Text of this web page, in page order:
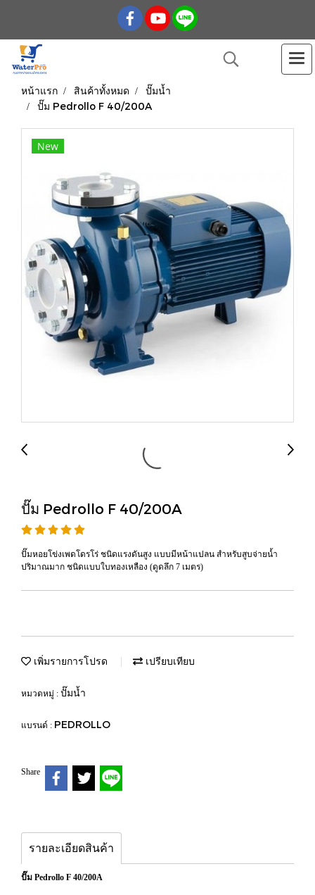
หน้าแรก สินค้าทั้งหมด
ปั๊มน้ำ
ปั๊ม Pedrollo F 40/200A
New
ปั๊ม Pedrollo F 40/200A
ปั๊มหอยโข่งเพดโดรโร่ ชนิดแรงดันสูง แบบมีหน้าแปลน สำหรับสูบจ่ายน้ำ
ปริมาณมาก ชนิดแบบใบทองเหลือง (ดูดลึก 7 เมตร)
เพิ่มรายการโปรด เปรียบเทียบ
หมวดหมู่ : ปั๊มน้ำ
แบรนด์ : PEDROLLO
Share
รายละเอียดสินค้า
ปั๊ม Pedrollo F 40/200A